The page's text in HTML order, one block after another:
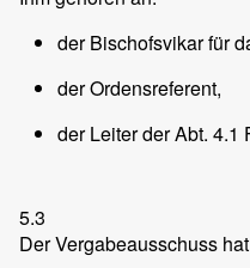
der Bischofsvikar für
der Ordensreferent,
der Leiter der Abt. 4.1
5.3
Der Vergabeausschuss